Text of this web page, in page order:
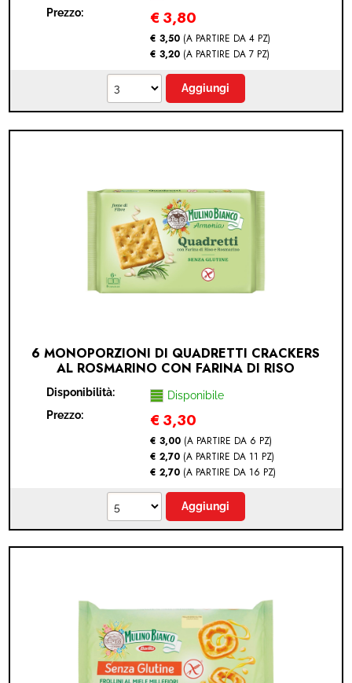
Prezzo:
€ 3,80
€ 3,50 (A PARTIRE DA 4 PZ)
€ 3,20 (A PARTIRE DA 7 PZ)
6 MONOPORZIONI DI QUADRETTI CRACKERS
AL ROSMARINO CON FARINA DI RISO
MULINO BIANCO 33 GR SENZA GLUTINE
Disponibilità:
Disponibile
Prezzo:
€ 3,30
€ 3,00 (A PARTIRE DA 6 PZ)
€ 2,70 (A PARTIRE DA 11 PZ)
€ 2,70 (A PARTIRE DA 16 PZ)